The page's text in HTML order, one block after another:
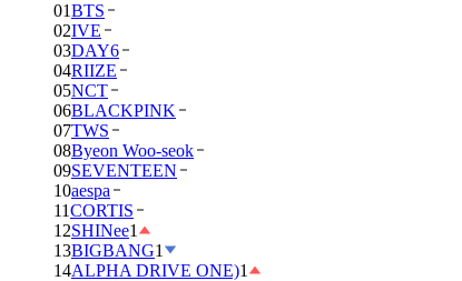
01BTS
02IVE
03DAY6
04RIIZE
05NCT
06BLACKPINK
07TWS
08Byeon Woo-seok
09SEVENTEEN
10aespa
11CORTIS
12SHINee1
13BIGBANG1
14ALPHA DRIVE ONE)1